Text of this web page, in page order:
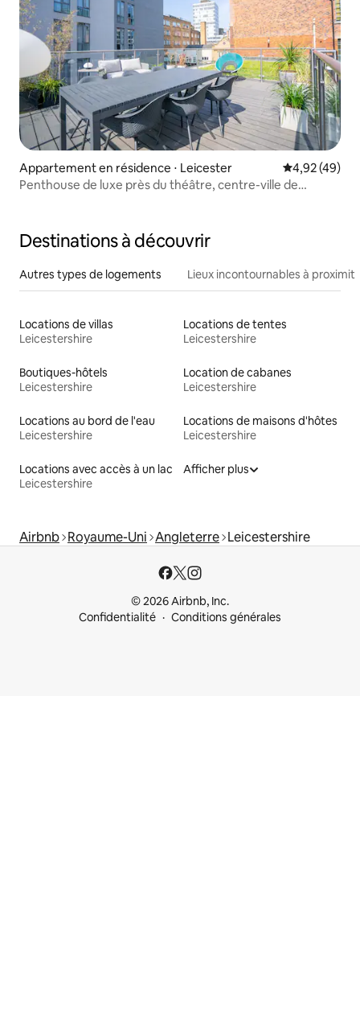
Appartement en résidence ⋅ Leicester Évaluation
4,92 (49)
Penthouse de luxe près du théâtre, centre-ville de
Destinations à découvrir
Autres types de logements Lieux incontournables à
Locations de villas
Leicestershire
Locations de tentes
Leicestershire
Boutiques-hôtels
Leicestershire
Location de cabanes
Leicestershire
Locations au bord de l'eau
Leicestershire
Locations de maisons d'hôtes
Leicestershire
Locations avec accès à un lac
Leicestershire
Afficher plus
Airbnb Royaume-Uni Angleterre Leicestershire
© 2026 Airbnb, Inc.
Confidentialité
Conditions générales